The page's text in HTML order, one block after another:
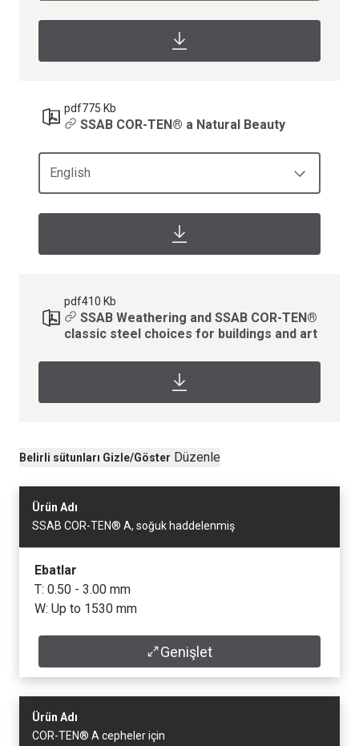
pdf775 Kb
SSAB COR-TEN® a Natural Beauty
English
pdf410 Kb
SSAB Weathering and SSAB COR-TEN®
classic steel choices for buildings and art
Belirli sütunları Gizle/Göster Düzenle
Ürün Adı
SSAB COR-TEN® A, soğuk haddelenmiş
Ebatlar
T: 0.50 - 3.00 mm
W: Up to 1530 mm
Genişlet
Ürün Adı
COR-TEN® A cepheler için